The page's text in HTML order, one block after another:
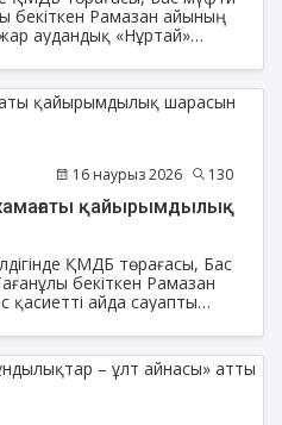
бекіткен Рамазан айының
аудандық «Нұртай»
қайырымдылық
арнайы «Әйел-
бойынша жетекшісі
мүшесі, «Бақытжан»
16 наурыз 2026 130
қайырымдылық
ҚМДБ төрағасы, Бас
бекіткен Рамазан
айда сауапты
орталық мешіттің әйел-
шарасын